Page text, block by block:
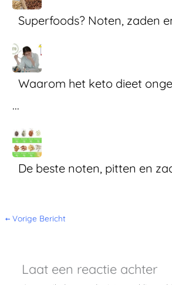
Superfoods? Noten, zaden
Waarom het keto dieet
...
De beste noten, pitten en
← Vorige Bericht
Laat een reactie achter